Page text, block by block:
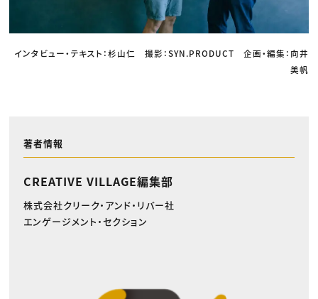
インタビュー・テキスト：杉山仁 撮影：SYN.PRODUCT 企画・編集：向井
美帆
著者情報
CREATIVE VILLAGE編集部
株式会社クリーク・アンド・リバー社
エンゲージメント・セクション